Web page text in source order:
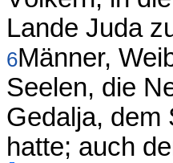
Lande Juda
6Männer,
Seelen, die
Gedalja, dem
hatte; auch